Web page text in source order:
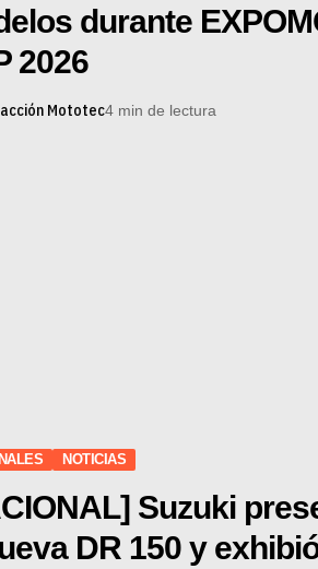
durante
2026
Mototec4 min de lectura
NOTICIAS
Suzuki
DR 150 y